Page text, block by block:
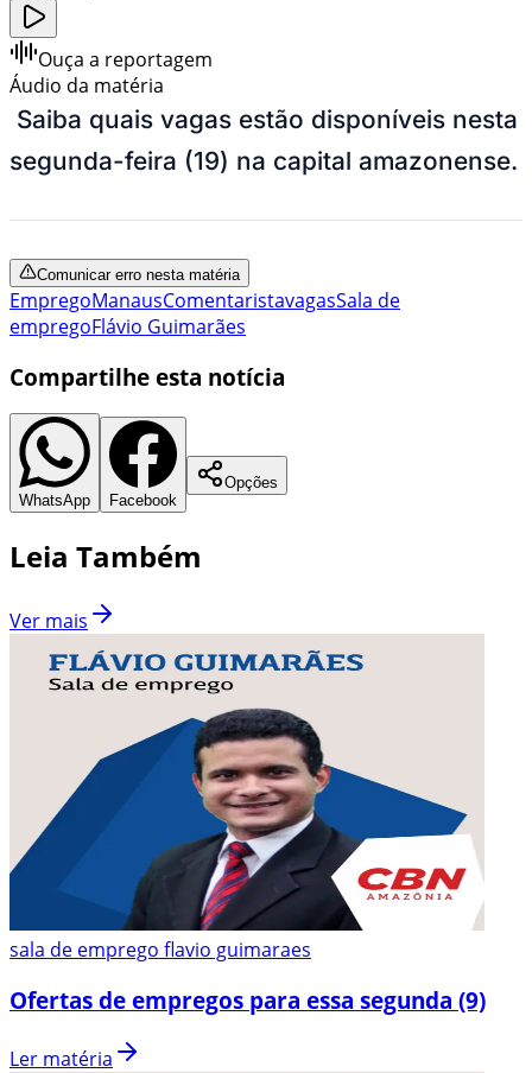
Ouça a reportagem
Áudio da matéria
Saiba quais vagas estão disponíveis nesta
segunda-feira (19) na capital amazonense.
Comunicar erro nesta matéria
EmpregoManausComentaristavagasSala de
empregoFlávio Guimarães
Compartilhe esta notícia
WhatsApp Facebook
Opções
Leia Também
Ver mais
sala de emprego flavio guimaraes
Ofertas de empregos para essa segunda (9)
Ler matéria